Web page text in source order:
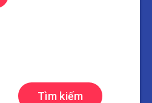
Tìm kiếm